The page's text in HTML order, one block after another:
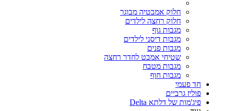
חלוק אמבטיה מבוגר
חלוק רחצה לילדים
מגבות גוף
מגבות דיסני לילדים
מגבות פנים
שטיחי אמבט לחדר רחצה
מגבות מטבח
מגבות חוף
חד פעמי
פוליז גרביים
פיג'מות של דלתא Delta